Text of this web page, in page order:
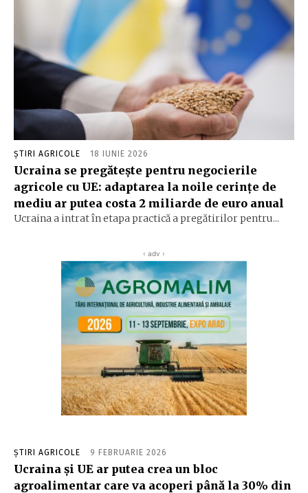
ȘTIRI AGRICOLE 18 IUNIE 2026
Ucraina se pregătește pentru negocierile
agricole cu UE: adaptarea la noile cerințe de
mediu ar putea costa 2 miliarde de euro anual
Ucraina a intrat în etapa practică a pregătirilor pentru...
‹ adv ›
ȘTIRI AGRICOLE 9 FEBRUARIE 2026
Ucraina și UE ar putea crea un bloc
agroalimentar care va acoperi până la 30% din